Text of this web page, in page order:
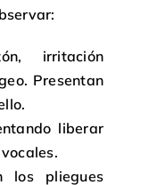
irritación
Presentan
liberar
los pliegues